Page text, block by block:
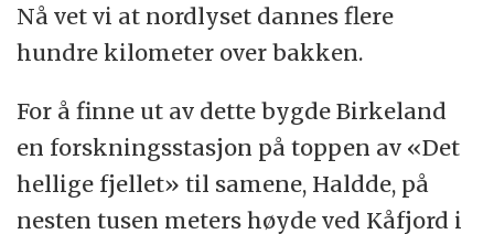
Nå vet vi at nordlyset dannes flere
hundre kilometer over bakken.
For å finne ut av dette bygde Birkeland
en forskningsstasjon på toppen av «Det
hellige fjellet» til samene, Haldde, på
nesten tusen meters høyde ved Kåfjord i